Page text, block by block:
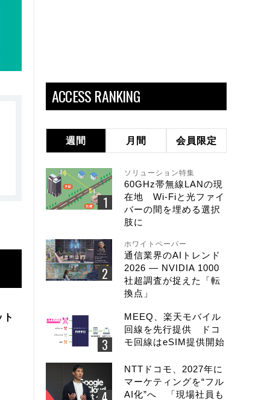
ACCESS RANKING
週間 月間 会員限定
ソリューション特集
60GHz帯無線LANの現
在地 Wi-Fiと光ファイ
バーの間を埋める選択
肢に
ホワイトペーパー
通信業界のAIトレンド
2026 ― NVIDIA 1000
社超調査が捉えた「転
換点」
MEEQ、楽天モバイル
回線を先行提供 ドコ
モ回線はeSIM提供開始
NTTドコモ、2027年に
マーケティングを“フル
AI化”へ 「現場社員も